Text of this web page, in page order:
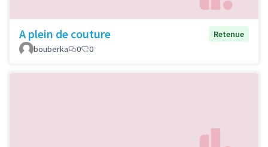
A plein de couture
Retenue
bouberka
0 0